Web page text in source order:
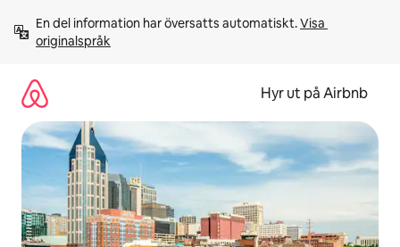
innehåll
En del information har översatts automatiskt. Visa
originalspråk
Hyr ut på Airbnb